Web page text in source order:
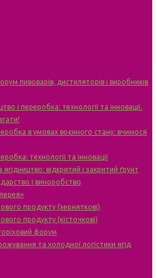
пивоварів, дистиляторів і виробників
і переробка: технології та інновації.
в умовах воєнного стану: вчимося
технології та інновації
відкритий і закритий ґрунт
і виноробство
продукту (зерняткові)
продукту (кісточкові)
форум
та холодної логістики ягід